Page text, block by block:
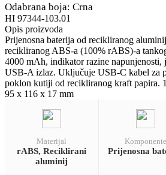
Odabrana boja: Crna
HI 97344-103.01
Opis proizvoda
Prijenosna baterija od recikliranog
recikliranog ABS-a (100% rABS)-a
4000 mAh, indikator razine napunjenosti,
USB-A izlaz. Uključuje USB-C kabel za
poklon kutiji od recikliranog kraft papira.
95 x 116 x 17 mm
Materijal
rABS, Reciklirani
aluminij
Komponente
Prijenosna